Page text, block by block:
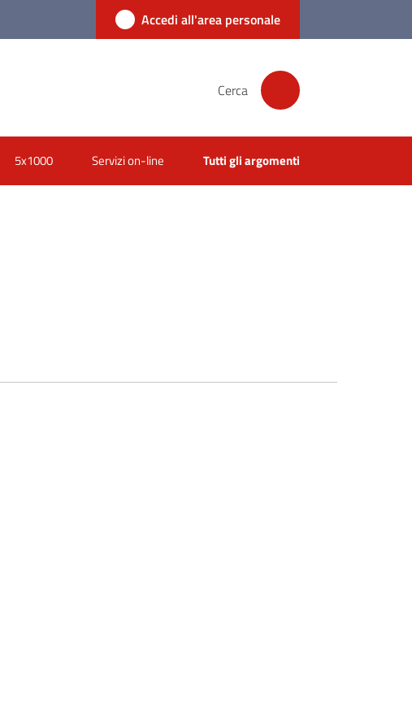
Accedi all'area personale
Cerca
5x1000 Servizi on-line Tutti gli argomenti